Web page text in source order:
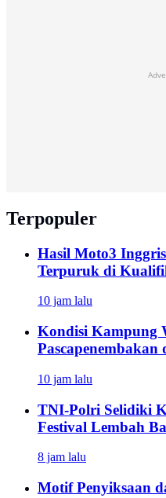
Terpopuler
Hasil Moto3
Terpuruk di
10 jam lalu
Kondisi Kampung
10 jam lalu
TNI-Polri Selidiki
Festival Lembah
8 jam lalu
Motif Penyiksaan